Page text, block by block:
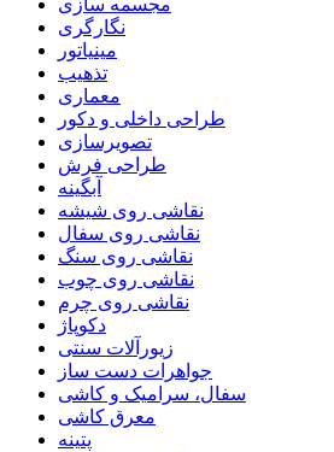
مجسمه سازی
نگارگری
مینیاتور
تذهیب
معماری
طراحی داخلی و دکور
تصویرسازی
طراحی فرش
آبگینه
نقاشی روی شیشه
نقاشی روی سفال
نقاشی روی سنگ
نقاشی روی چوب
نقاشی روی چرم
دکوپاژ
زیورآلات سنتی
جواهرات دست ساز
سفال، سرامیک و کاشی
معرق کاشی
پتینه